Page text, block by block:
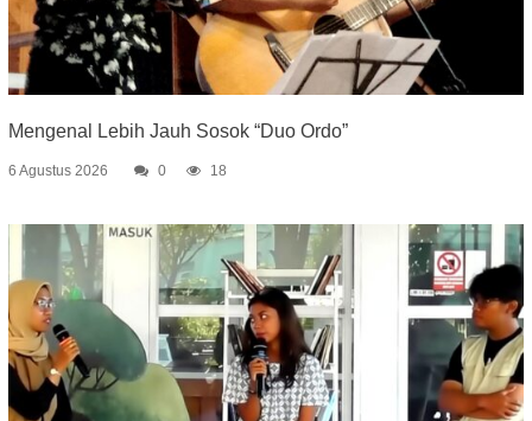
Mengenal Lebih Jauh Sosok “Duo Ordo”
6 Agustus 2026 0 18